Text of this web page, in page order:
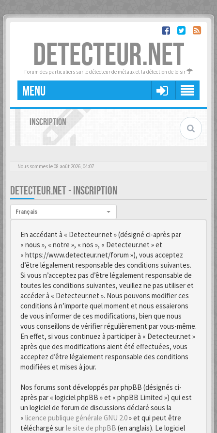
DETECTEUR.NET
Forum des particuliers sur le détecteur de métaux et la détection de loisir
MENU
INSCRIPTION
Nous sommes le 08 août 2026, 04:07
DETECTEUR.NET - INSCRIPTION
Langue :
Français
En accédant à « Detecteur.net » (désigné ci-après par
« nous », « notre », « nos », « Detecteur.net » et
« https://www.detecteur.net/forum »), vous acceptez
d’être légalement responsable des conditions suivantes.
Si vous n’acceptez pas d’être légalement responsable de
toutes les conditions suivantes, veuillez ne pas utiliser et
accéder à « Detecteur.net ». Nous pouvons modifier ces
conditions à n’importe quel moment et nous essaierons
de vous informer de ces modifications, bien que nous
vous conseillons de vérifier régulièrement par vous-même.
En effet, si vous continuez à participer à « Detecteur.net »
après que des modifications aient été effectuées, vous
acceptez d’être légalement responsable des conditions
modifiées et mises à jour.
Nos forums sont développés par phpBB (désignés ci-
après par « logiciel phpBB » et « phpBB Limited ») qui est
un logiciel de forum de discussions déclaré sous la
« licence publique générale GNU 2.0» et qui peut être
téléchargé surle site de phpBB (en anglais). Le logiciel